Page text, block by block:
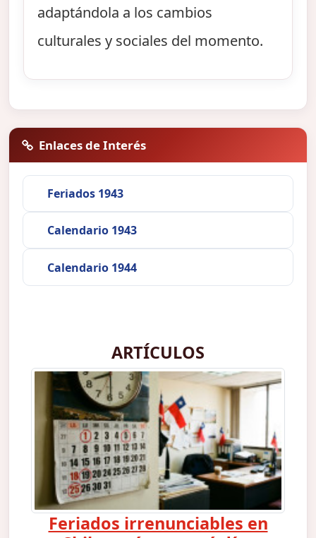
adaptándola a los cambios
culturales y sociales del momento.
Enlaces de Interés
Feriados 1943
Calendario 1943
Calendario 1944
ARTÍCULOS
Feriados irrenunciables en